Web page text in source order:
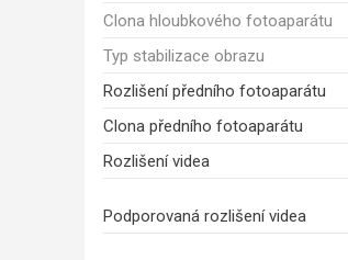
Clona hloubkového fotoaparátu
Typ stabilizace obrazu
Rozlišení předního fotoaparátu
Clona předního fotoaparátu
Rozlišení videa
Podporovaná rozlišení videa